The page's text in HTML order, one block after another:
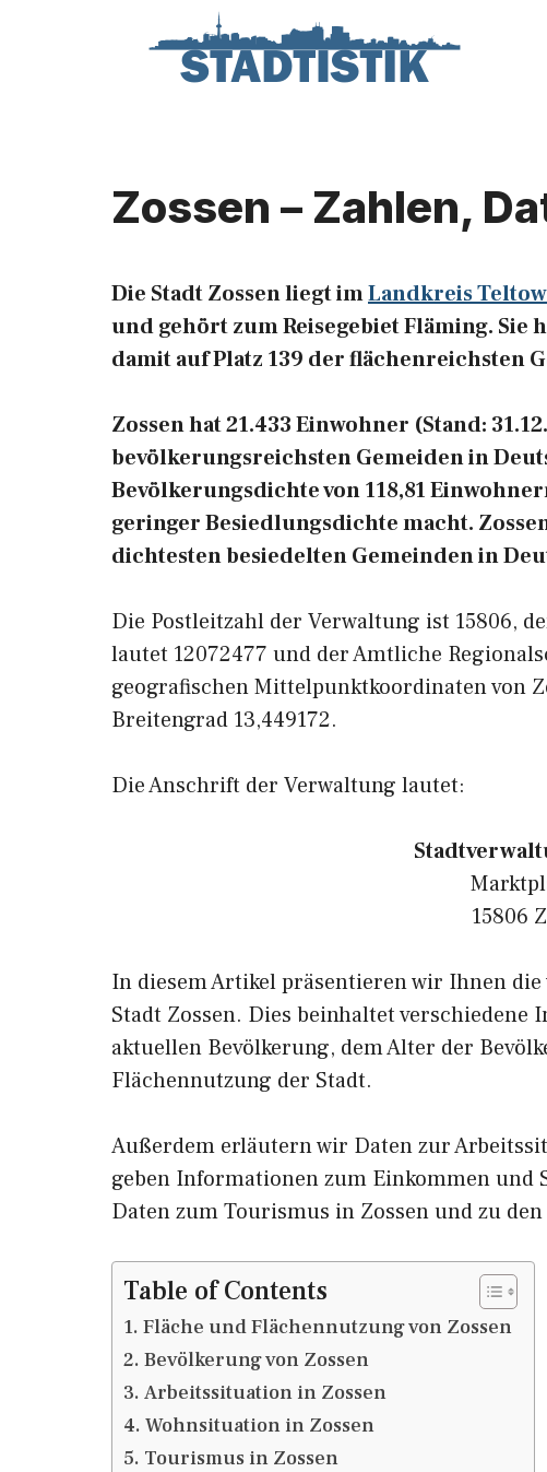
Zossen – Zahlen,
Die Stadt Zossen liegt imLandkreis
und gehört zum Reisegebiet Fläming. Sie
damit auf Platz 139 der flächenreichsten
Zossen hat 21.433 Einwohner (Stand:
bevölkerungsreichsten Gemeiden in
Bevölkerungsdichte von 118,81
geringer Besiedlungsdichte macht.
dichtesten besiedelten Gemeinden in
Die Postleitzahl der Verwaltung ist 15806,
lautet 12072477 und der Amtliche
geografischen Mittelpunktkoordinaten von
Breitengrad 13,449172.
Die Anschrift der Verwaltung lautet:
15806
In diesem Artikel präsentieren wir Ihnen
Stadt Zossen. Dies beinhaltet
aktuellen Bevölkerung, dem Alter der
Flächennutzung der Stadt.
Außerdem erläutern wir Daten zur
geben Informationen zum Einkommen und
Daten zum Tourismus in Zossen und zu
Table of Contents
Fläche und Flächennutzung von Zossen
Bevölkerung von Zossen
Arbeitssituation in Zossen
Wohnsituation in Zossen
Tourismus in Zossen